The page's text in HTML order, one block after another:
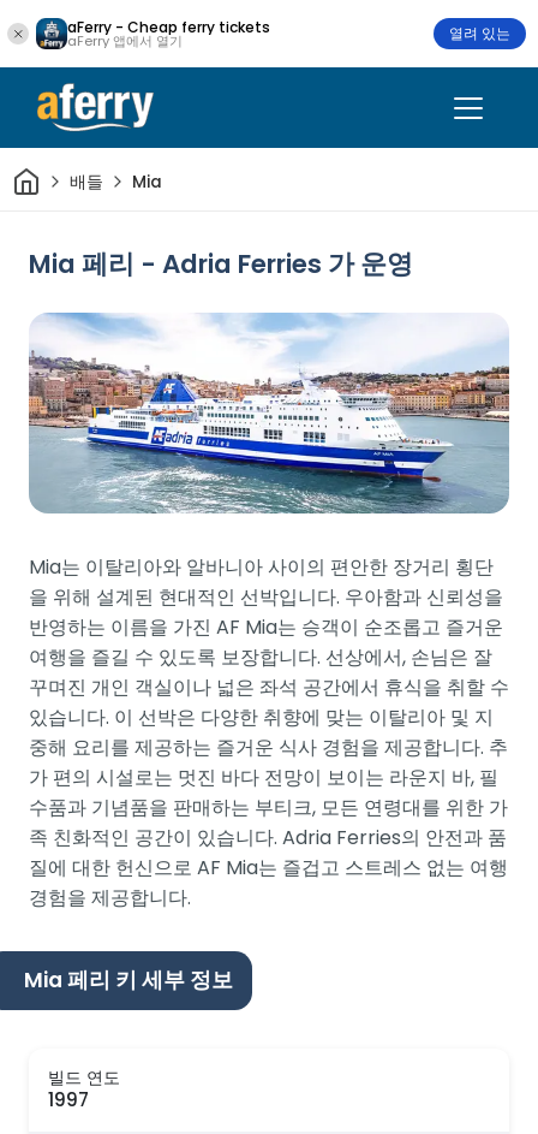
aFerry - Cheap ferry tickets
aFerry 앱에서 열기 열려 있는
집 배들 Mia
Mia 페리 - Adria Ferries 가 운영
Mia는 이탈리아와 알바니아 사이의 편안한 장거리 횡단
을 위해 설계된 현대적인 선박입니다. 우아함과 신뢰성을
반영하는 이름을 가진 AF Mia는 승객이 순조롭고 즐거운
여행을 즐길 수 있도록 보장합니다. 선상에서, 손님은 잘
꾸며진 개인 객실이나 넓은 좌석 공간에서 휴식을 취할 수
있습니다. 이 선박은 다양한 취향에 맞는 이탈리아 및 지
중해 요리를 제공하는 즐거운 식사 경험을 제공합니다. 추
가 편의 시설로는 멋진 바다 전망이 보이는 라운지 바, 필
수품과 기념품을 판매하는 부티크, 모든 연령대를 위한 가
족 친화적인 공간이 있습니다. Adria Ferries의 안전과 품
질에 대한 헌신으로 AF Mia는 즐겁고 스트레스 없는 여행
경험을 제공합니다.
Mia 페리 키 세부 정보
빌드 연도
1997